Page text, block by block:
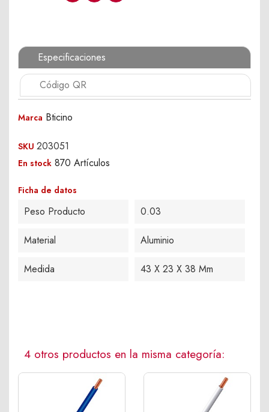
Especificaciones
Código QR
Marca Bticino
SKU 203051
En stock 870 Artículos
Ficha de datos
Peso Producto 0.03
Material Aluminio
Medida 43 X 23 X 38 Mm
4 otros productos en la misma categoría: